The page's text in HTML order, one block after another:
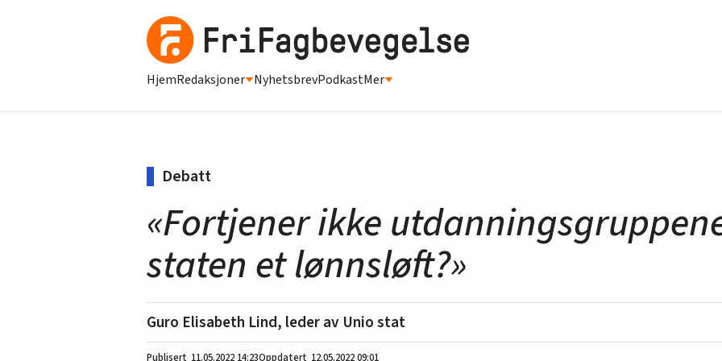
HjemRedaksjoner NyhetsbrevPodkastMer
Debatt
«Fortjener ikke
staten et lønnsløft?»
Guro Elisabeth Lind, leder av Unio stat
11.05.2022 14:23 12.05.2022 09:01